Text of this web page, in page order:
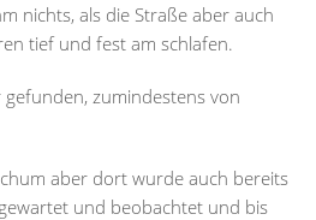
nichts, als die Straße aber auch
tief und fest am schlafen.
zumindestens von
aber dort wurde auch bereits
und beobachtet und bis